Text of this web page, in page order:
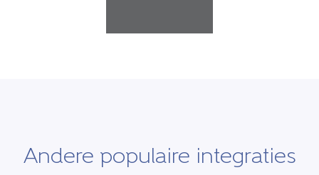
Andere populaire integraties